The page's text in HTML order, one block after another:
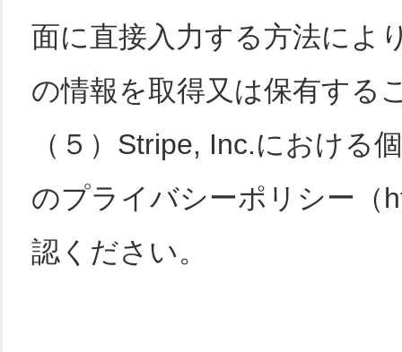
面に直接入力する方法によ
の情報を取得又は保有する
（５）Stripe, Inc.における
のプライバシーポリシー（
認ください。